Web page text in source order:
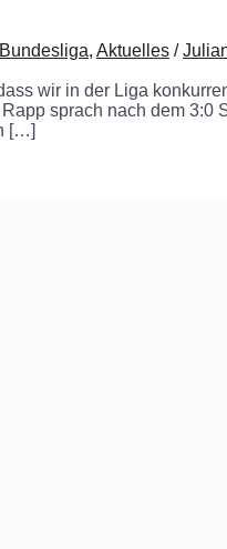
, Aktuelles /
wir in der Liga
sprach nach dem
[…]